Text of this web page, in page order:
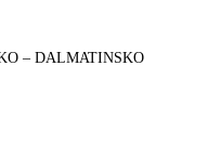
– DALMATINSKO